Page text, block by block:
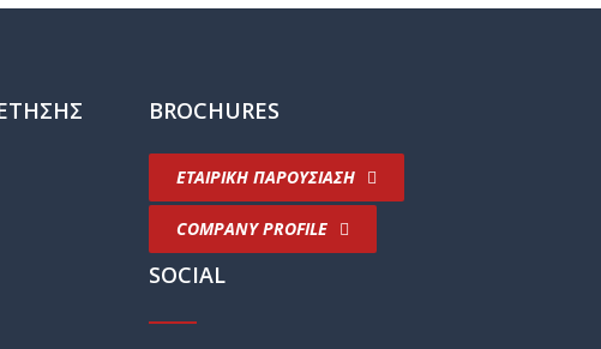
BROCHURES
ΕΤΑΙΡΙΚΗ ΠΑΡΟΥΣΙΑΣΗ
COMPANY PROFILE
SOCIAL